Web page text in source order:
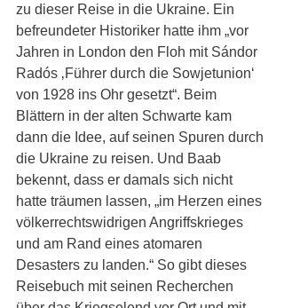
zu dieser Reise in die Ukraine. Ein
befreundeter Historiker hatte ihm „vor
Jahren in London den Floh mit Sándor
Radós ‚Führer durch die Sowjetunion‘
von 1928 ins Ohr gesetzt“. Beim
Blättern in der alten Schwarte kam
dann die Idee, auf seinen Spuren durch
die Ukraine zu reisen. Und Baab
bekennt, dass er damals sich nicht
hatte träumen lassen, „im Herzen eines
völkerrechtswidrigen Angriffskrieges
und am Rand eines atomaren
Desasters zu landen.“ So gibt dieses
Reisebuch mit seinen Recherchen